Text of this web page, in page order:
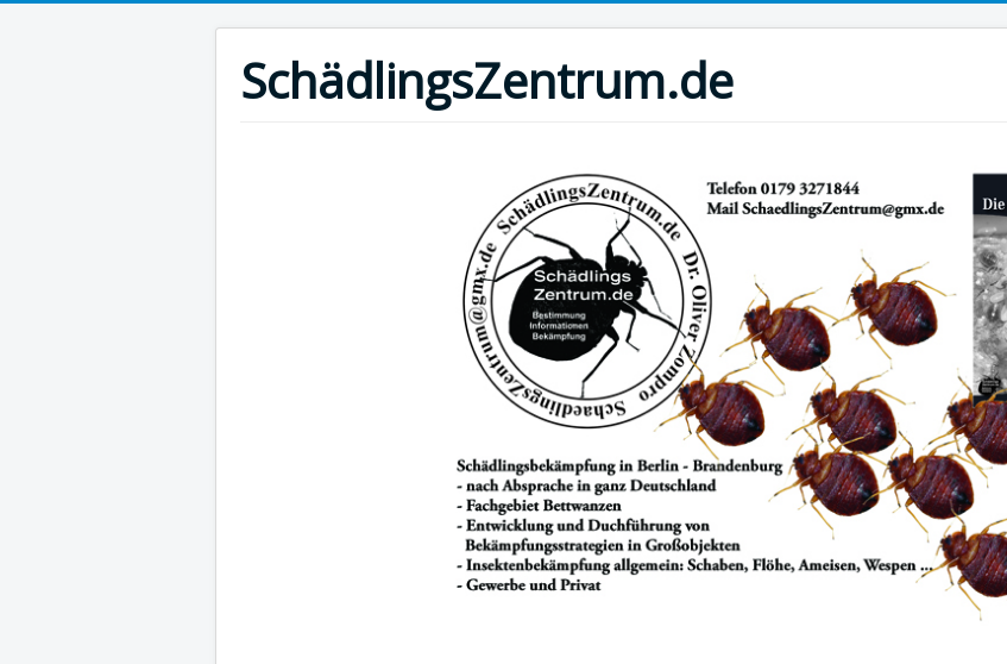
SchädlingsZentrum.de